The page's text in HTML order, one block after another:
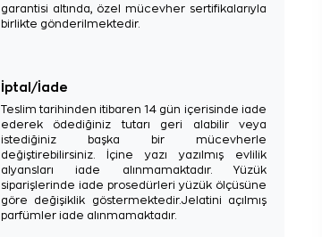
garantisi altında, özel mücevher sertifikalarıyla
birlikte gönderilmektedir.
İptal/İade
Teslim tarihinden itibaren 14 gün içerisinde iade
ederek ödediğiniz tutarı geri alabilir veya
istediğiniz başka bir mücevherle
değiştirebilirsiniz. İçine yazı yazılmış evlilik
alyansları iade alınmamaktadır. Yüzük
siparişlerinde iade prosedürleri yüzük ölçüsüne
göre değişiklik göstermektedir.Jelatini açılmış
parfümler iade alınmamaktadır.